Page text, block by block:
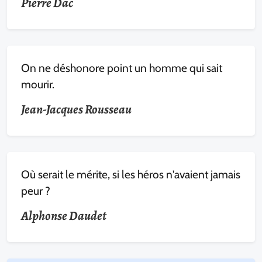
On ne déshonore point un homme qui sait
mourir.
Jean-Jacques Rousseau
Où serait le mérite, si les héros n'avaient jamais
peur ?
Alphonse Daudet